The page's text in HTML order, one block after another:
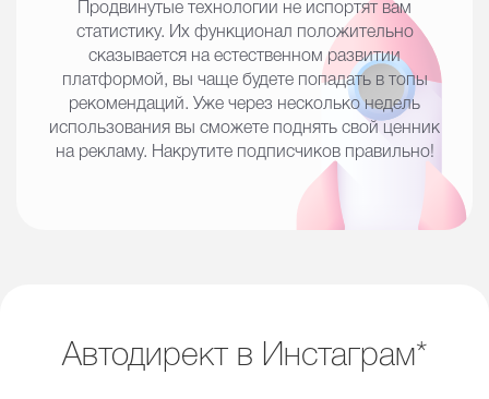
Продвинутые технологии не испортят вам
статистику. Их функционал положительно
сказывается на естественном развитии
платформой, вы чаще будете попадать в топы
рекомендаций. Уже через несколько недель
использования вы сможете поднять свой ценник
на рекламу. Накрутите подписчиков правильно!
Автодирект в Инстаграм*